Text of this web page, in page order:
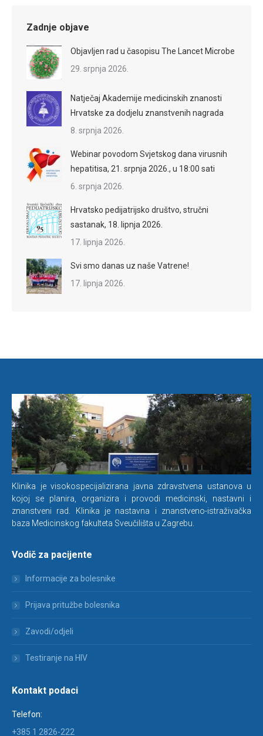
Zadnje objave
Objavljen rad u časopisu The Lancet Microbe
29. srpnja 2026.
Natječaj Akademije medicinskih znanosti
Hrvatske za dodjelu znanstvenih nagrada
8. srpnja 2026.
Webinar povodom Svjetskog dana virusnih
hepatitisa, 21. srpnja 2026., u 18:00 sati
6. srpnja 2026.
Hrvatsko pedijatrijsko društvo, stručni
sastanak, 18. lipnja 2026.
17. lipnja 2026.
Svi smo danas uz naše Vatrene!
17. lipnja 2026.
Klinika je visokospecijalizirana javna zdravstvena ustanova u
kojoj se planira, organizira i provodi medicinski, nastavni i
znanstveni rad. Klinika je nastavna i znanstveno-istraživačka
baza Medicinskog fakulteta Sveučilišta u Zagrebu.
Vodič za pacijente
Informacije za bolesnike
Prijava pritužbe bolesnika
Zavodi/odjeli
Testiranje na HIV
Kontakt podaci
Telefon:
+385 1 2826-222